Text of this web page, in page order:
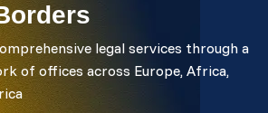
legal services through a
of offices across Europe, Africa,